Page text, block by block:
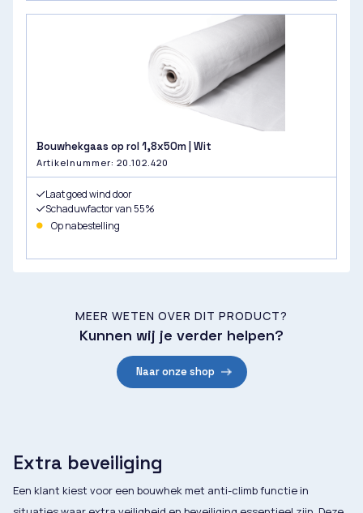
Bouwhekgaas op rol 1,8x50m | Wit
Artikelnummer: 20.102.420
Laat goed wind door
Schaduwfactor van 55%
Op nabestelling
MEER WETEN OVER DIT PRODUCT?
Kunnen wij je verder helpen?
Naar onze shop
Extra beveiliging
Een klant kiest voor een bouwhek met anti-climb functie in